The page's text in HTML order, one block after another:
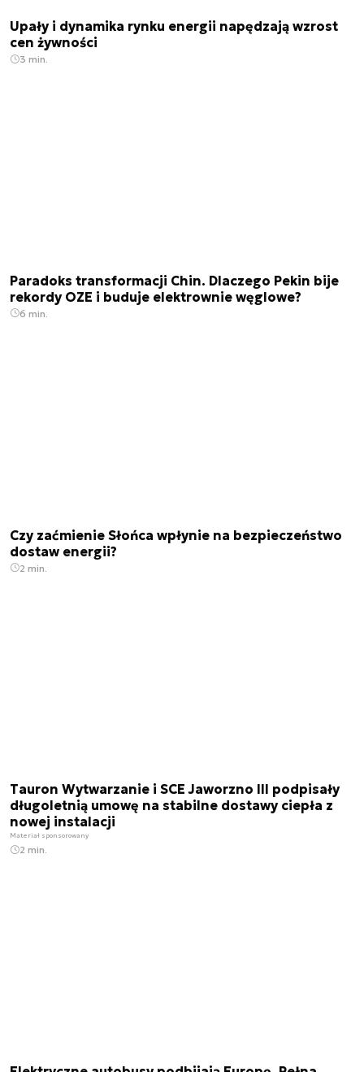
Upały i dynamika rynku energii napędzają wzrost
cen żywności
3 min.
Paradoks transformacji Chin. Dlaczego Pekin bije
rekordy OZE i buduje elektrownie węglowe?
6 min.
Czy zaćmienie Słońca wpłynie na bezpieczeństwo
dostaw energii?
2 min.
Tauron Wytwarzanie i SCE Jaworzno III podpisały
długoletnią umowę na stabilne dostawy ciepła z
nowej instalacji
Materiał sponsorowany
2 min.